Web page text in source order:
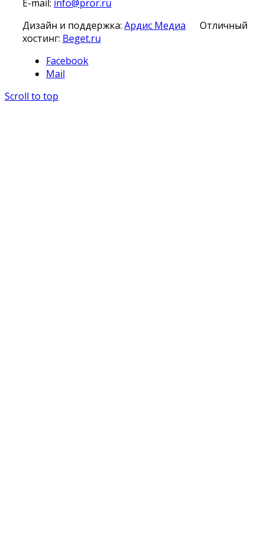
E-mail: info@pror.ru
Дизайн и поддержка: Ардис Медиа
Отличный
хостинг: Beget.ru
Facebook
Mail
Scroll to top